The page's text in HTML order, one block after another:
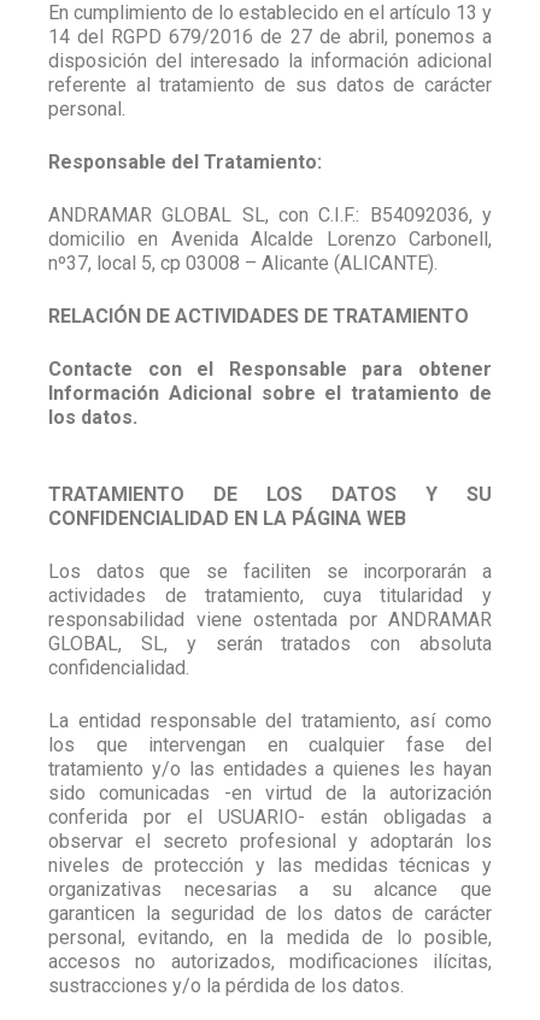
En cumplimiento de lo establecido en el artículo 13 y
14 del RGPD 679/2016 de 27 de abril, ponemos a
disposición del interesado la información adicional
referente al tratamiento de sus datos de carácter
personal.
Responsable del Tratamiento:
ANDRAMAR GLOBAL SL, con C.I.F.: B54092036, y
domicilio en Avenida Alcalde Lorenzo Carbonell,
nº37, local 5, cp 03008 – Alicante (ALICANTE).
RELACIÓN DE ACTIVIDADES DE TRATAMIENTO
Contacte con el Responsable para obtener
Información Adicional sobre el tratamiento de
los datos.
TRATAMIENTO DE LOS DATOS Y SU
CONFIDENCIALIDAD EN LA PÁGINA WEB
Los datos que se faciliten se incorporarán a
actividades de tratamiento, cuya titularidad y
responsabilidad viene ostentada por ANDRAMAR
GLOBAL, SL, y serán tratados con absoluta
confidencialidad.
La entidad responsable del tratamiento, así como
los que intervengan en cualquier fase del
tratamiento y/o las entidades a quienes les hayan
sido comunicadas -en virtud de la autorización
conferida por el USUARIO- están obligadas a
observar el secreto profesional y adoptarán los
niveles de protección y las medidas técnicas y
organizativas necesarias a su alcance que
garanticen la seguridad de los datos de carácter
personal, evitando, en la medida de lo posible,
accesos no autorizados, modificaciones ilícitas,
sustracciones y/o la pérdida de los datos.